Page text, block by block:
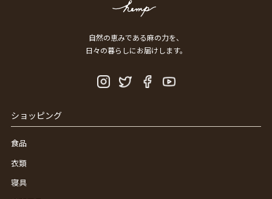
自然の恵みである麻の力を、
日々の暮らしにお届けします。
ショッピング
食品
衣類
寝具